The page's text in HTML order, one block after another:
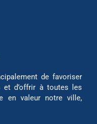
de favoriser
et d’offrir à toutes les
en valeur notre ville,